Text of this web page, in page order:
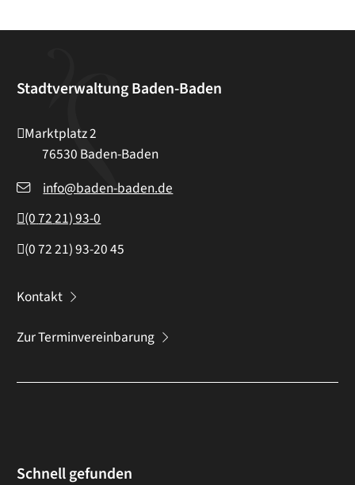
Stadtverwaltung Baden-Baden
Marktplatz 2
76530 Baden-Baden
info@baden-baden.de
(07221) 93-0
(07221) 93-2045
Kontakt
Zur Terminvereinbarung
Schnell gefunden